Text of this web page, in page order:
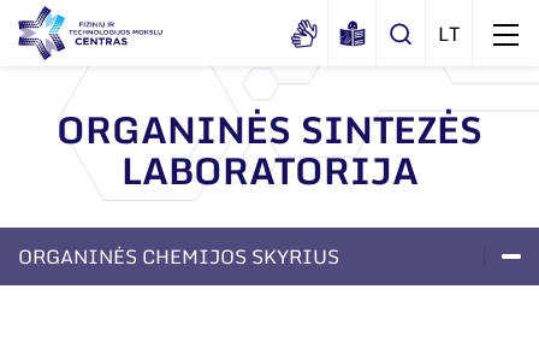
Apie mus
Dokumentai
Sertifikatai ir akreditavimo pažymėjimai
Struktūra
Administracija
Naujienos
ORGANINĖS SINTEZĖS
LABORATORIJA
ORGANINĖS CHEMIJOS SKYRIUS